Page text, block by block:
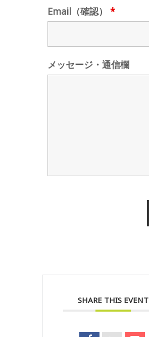
Email（確認） *
メッセージ・通信欄
SHARE THIS EVENT